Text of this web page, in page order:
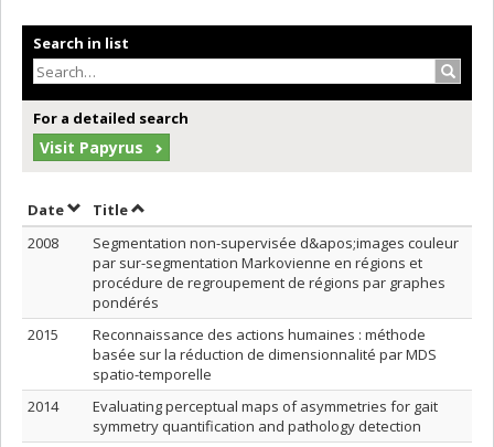
Search in list
For a detailed search
Visit Papyrus
DateSort by date in descending order
TitleSort by title in descending order
2008
Segmentation non-supervisée d&apos;images couleur
par sur-segmentation Markovienne en régions et
procédure de regroupement de régions par graphes
pondérés
2015
Reconnaissance des actions humaines : méthode
basée sur la réduction de dimensionnalité par MDS
spatio-temporelle
2014
Evaluating perceptual maps of asymmetries for gait
symmetry quantification and pathology detection